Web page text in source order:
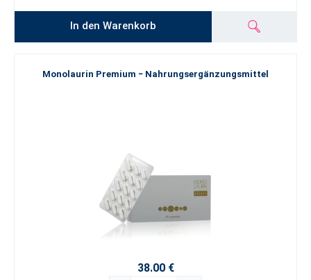
In den Warenkorb
Monolaurin Premium − Nahrungsergänzungsmittel
38.00 €